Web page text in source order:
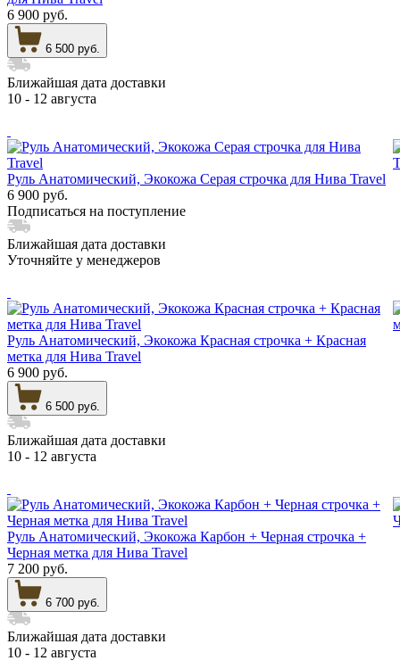
6 900 руб.
6 500 руб.
Ближайшая дата доставки
10 - 12 августа
Руль Анатомический, Экокожа Серая строчка для Нива Travel
6 900 руб.
Подписаться на поступление
Ближайшая дата доставки
Уточняйте у менеджеров
Руль Анатомический, Экокожа Красная строчка + Красная
метка для Нива Travel
6 900 руб.
6 500 руб.
Ближайшая дата доставки
10 - 12 августа
Руль Анатомический, Экокожа Карбон + Черная строчка +
Черная метка для Нива Travel
7 200 руб.
6 700 руб.
Ближайшая дата доставки
10 - 12 августа